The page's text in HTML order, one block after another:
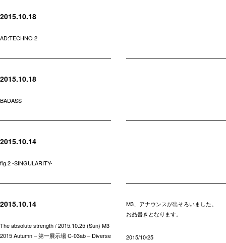
2015.10.18
AD:TECHNO 2
2015.10.18
BADASS
2015.10.14
fig.2 -SINGULARITY-
2015.10.14
The absolute strength / 2015.10.25 (Sun) M3
2015 Autumn – 第一展示場 C-03ab – Diverse
M3、アナウンスが出そろいました。
お品書きとなります。
2015/10/25